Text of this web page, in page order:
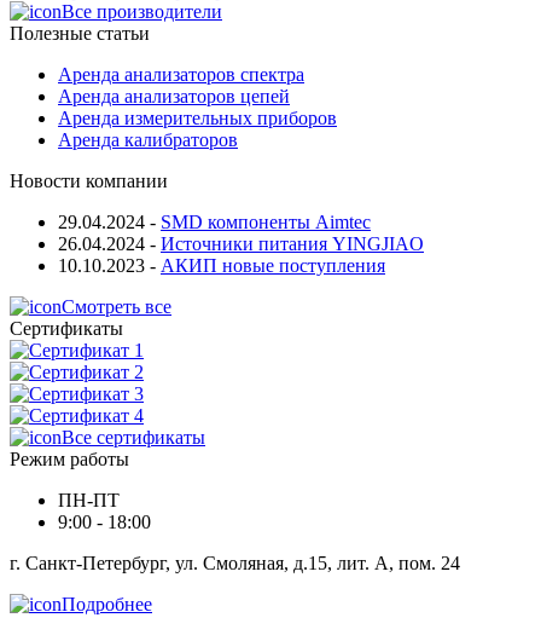
Все производители
Полезные статьи
Аренда анализаторов спектра
Аренда анализаторов цепей
Аренда измерительных приборов
Аренда калибраторов
Новости компании
29.04.2024 - SMD компоненты Aimtec
26.04.2024 - Источники питания YINGJIAO
10.10.2023 - АКИП новые поступления
Смотреть все
Сертификаты
Все сертификаты
Режим работы
ПН-ПТ
9:00 - 18:00
г. Санкт-Петербург, ул. Смоляная, д.15, лит. А, пом. 24
Подробнее